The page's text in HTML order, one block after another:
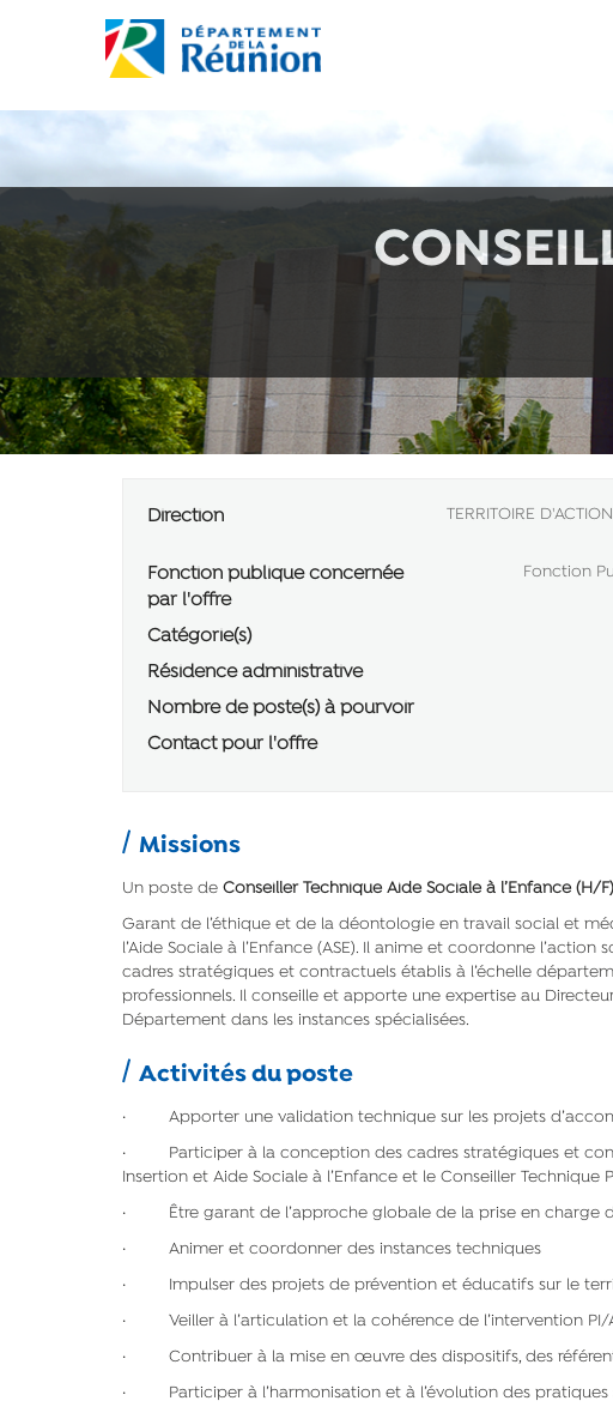
Direction
TERRITOIRE
Fonction publique concernée
par l'offre
Fonction
Catégorie(s)
Résidence administrative
Nombre de poste(s) à pourvoir
Contact pour l'offre
Missions
Un poste de Conseiller Technique Aide Sociale à l’Enfance (H/F)
Garant de l’éthique et de la déontologie en travail social et
l’Aide Sociale à l’Enfance (ASE). Il anime et coordonne
cadres stratégiques et contractuels établis à l’échelle
professionnels. Il conseille et apporte une expertise au
Département dans les instances spécialisées.
Activités du poste
· Apporter une validation technique sur les projets
· Participer à la conception des cadres stratégiques et
Insertion et Aide Sociale à l’Enfance et le Conseiller Technique
· Être garant de l’approche globale de la prise en charge
· Animer et coordonner des instances techniques
· Impulser des projets de prévention et éducatifs sur le
· Veiller à l’articulation et la cohérence de l’intervention PI/
· Contribuer à la mise en œuvre des dispositifs, des
· Participer à l’harmonisation et à l’évolution des pratiques